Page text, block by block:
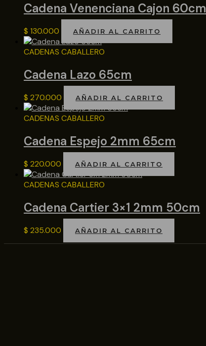
Cadena Venenciana Cajon 60cm
$ 130.000 AÑADIR AL CARRITO
CADENAS CABALLERO
Cadena Lazo 65cm
$ 270.000 AÑADIR AL CARRITO
CADENAS CABALLERO
Cadena Espejo 2mm 65cm
$ 220.000 AÑADIR AL CARRITO
CADENAS CABALLERO
Cadena Cartier 3×1 2mm 50cm
$ 235.000 AÑADIR AL CARRITO